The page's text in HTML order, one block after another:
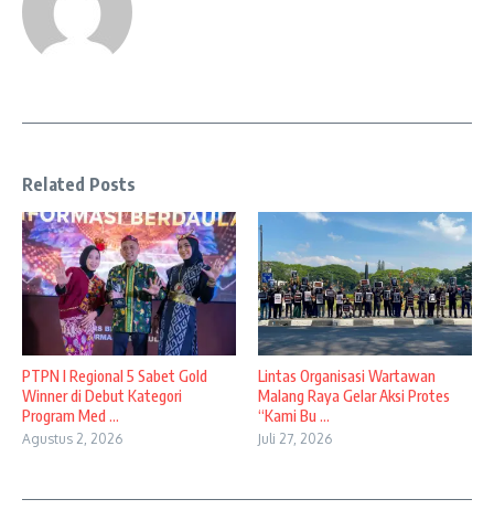
Related Posts
PTPN I Regional 5 Sabet Gold
Winner di Debut Kategori
Program Med ...
Agustus 2, 2026
Lintas Organisasi Wartawan
Malang Raya Gelar Aksi Protes
“Kami Bu ...
Juli 27, 2026